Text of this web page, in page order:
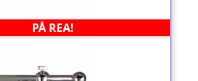
PÅ REA!